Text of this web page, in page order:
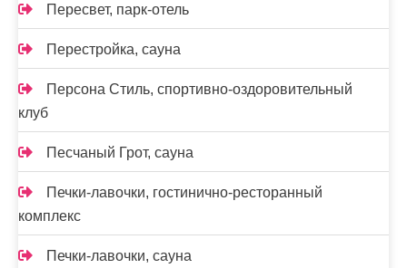
Пересвет, парк-отель
Перестройка, сауна
Персона Стиль, спортивно-оздоровительный
клуб
Песчаный Грот, сауна
Печки-лавочки, гостинично-ресторанный
комплекс
Печки-лавочки, сауна